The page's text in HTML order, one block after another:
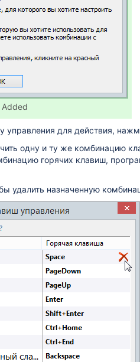
Added
управления для действия,
одну и ту же комбинацию
горячих клавиш,
удалить назначенную